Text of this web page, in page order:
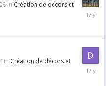
in Création de décors et
in Création de décors et